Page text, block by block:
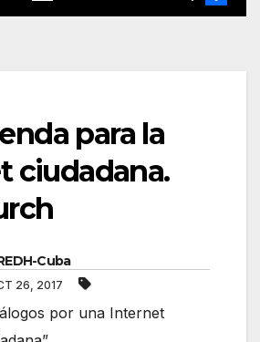
para la
ciudadana.
Cuba
26, 2017
por una Internet